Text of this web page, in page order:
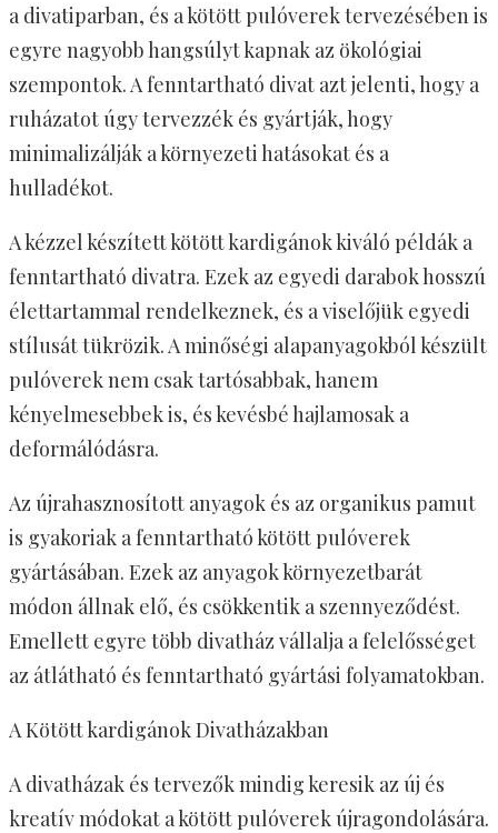
a divatiparban, és a kötött pulóverek tervezésében is
egyre nagyobb hangsúlyt kapnak az ökológiai
szempontok. A fenntartható divat azt jelenti, hogy a
ruházatot úgy tervezzék és gyártják, hogy
minimalizálják a környezeti hatásokat és a
hulladékot.
A kézzel készített kötött kardigánok kiváló példák a
fenntartható divatra. Ezek az egyedi darabok hosszú
élettartammal rendelkeznek, és a viselőjük egyedi
stílusát tükrözik. A minőségi alapanyagokból készült
pulóverek nem csak tartósabbak, hanem
kényelmesebbek is, és kevésbé hajlamosak a
deformálódásra.
Az újrahasznosított anyagok és az organikus pamut
is gyakoriak a fenntartható kötött pulóverek
gyártásában. Ezek az anyagok környezetbarát
módon állnak elő, és csökkentik a szennyeződést.
Emellett egyre több divatház vállalja a felelősséget
az átlátható és fenntartható gyártási folyamatokban.
A Kötött kardigánok Divatházakban
A divatházak és tervezők mindig keresik az új és
kreatív módokat a kötött pulóverek újragondolására.